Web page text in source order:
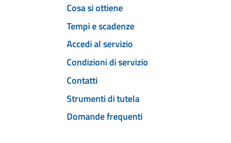
Cosa si ottiene
Tempi e scadenze
Accedi al servizio
Condizioni di servizio
Contatti
Strumenti di tutela
Domande frequenti